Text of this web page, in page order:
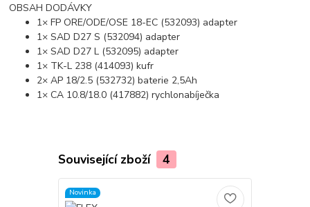
OBSAH DODÁVKY
1× FP ORE/ODE/OSE 18-EC (532093) adapter
1× SAD D27 S (532094) adapter
1× SAD D27 L (532095) adapter
1× TK-L 238 (414093) kufr
2× AP 18/2.5 (532732) baterie 2,5Ah
1× CA 10.8/18.0 (417882) rychlonabíječka
Související zboží 4
Novinka